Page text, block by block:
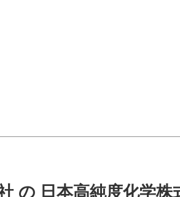
の 日本高純度化学